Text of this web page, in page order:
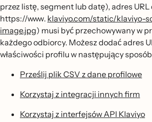
przez listę, segment lub datę), adres URL
https://www. klaviyo.com/static/klaviyo-
image.jpg) musi być przechowywany w
każdego odbiorcy. Możesz dodać adres
właściwości profilu w następujący
Prześlij plik CSV z dane profilowe
Korzystaj z integracji innych firm
Korzystaj z interfejsów API Klaviyo